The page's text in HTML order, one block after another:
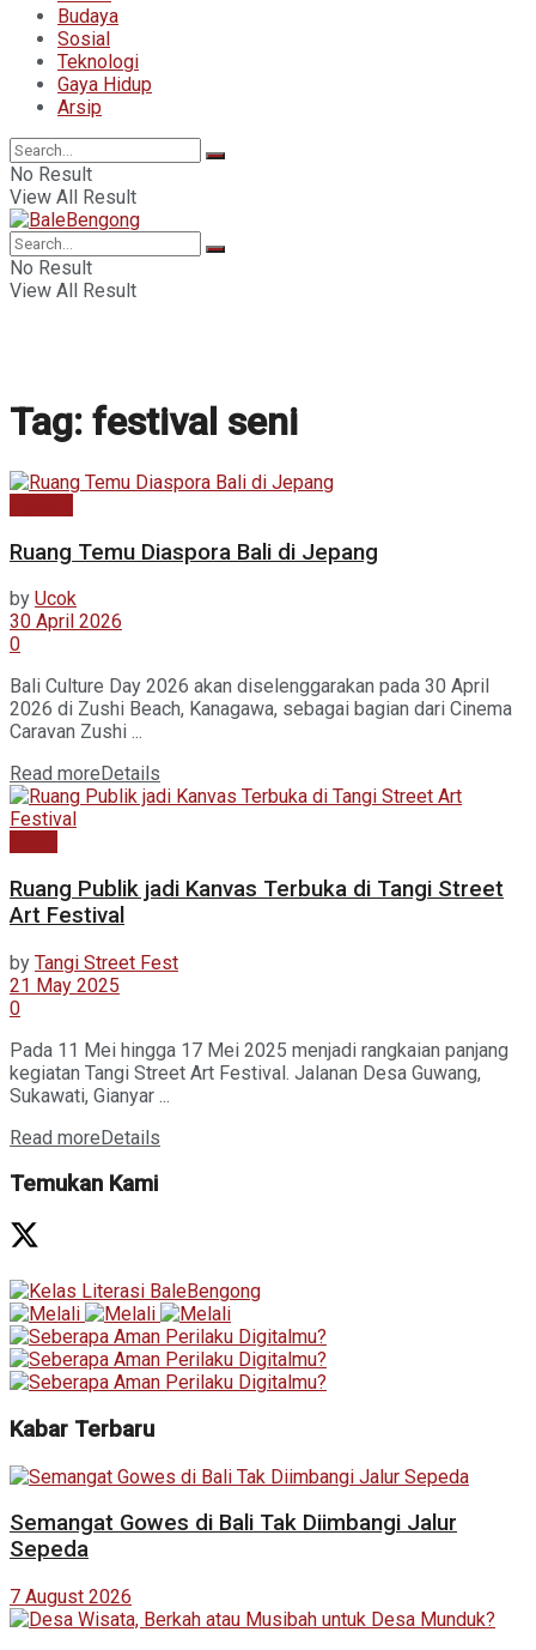
Budaya
Sosial
Teknologi
Gaya Hidup
Arsip
No Result
View All Result
No Result
View All Result
Tag: festival seni
Ruang Temu Diaspora Bali di Jepang
by Ucok
30 April 2026
0
Bali Culture Day 2026 akan diselenggarakan pada 30 April
2026 di Zushi Beach, Kanagawa, sebagai bagian dari Cinema
Caravan Zushi ...
Read more Details
Ruang Publik jadi Kanvas Terbuka di Tangi Street
Art Festival
by Tangi Street Fest
21 May 2025
0
Pada 11 Mei hingga 17 Mei 2025 menjadi rangkaian panjang
kegiatan Tangi Street Art Festival. Jalanan Desa Guwang,
Sukawati, Gianyar ...
Read moreDetails
Temukan Kami
Kabar Terbaru
Semangat Gowes di Bali Tak Diimbangi Jalur
Sepeda
7 August 2026